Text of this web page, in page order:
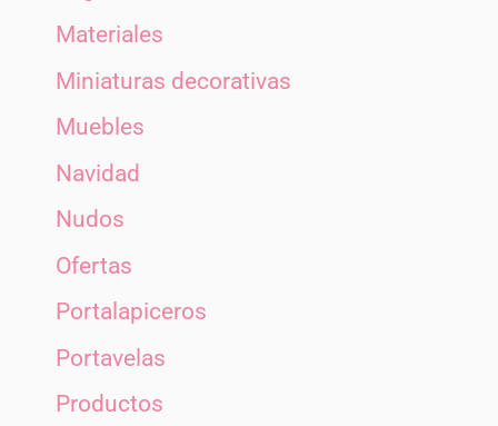
Materiales
Miniaturas decorativas
Muebles
Navidad
Nudos
Ofertas
Portalapiceros
Portavelas
Productos